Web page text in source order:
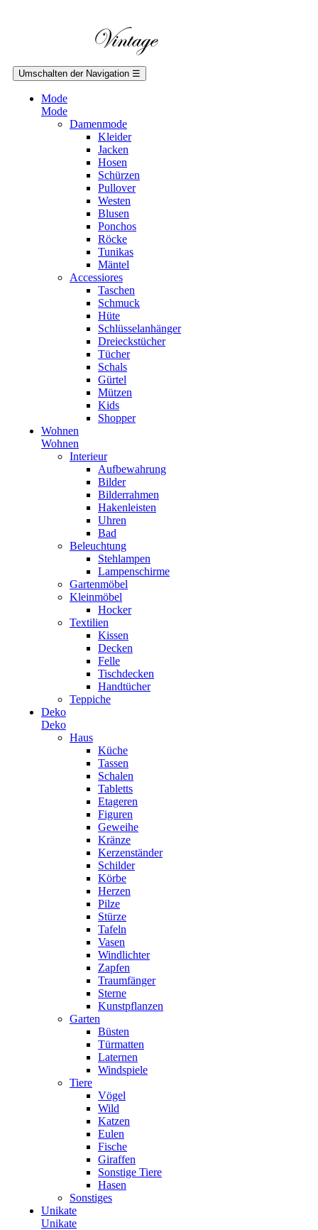
Umschalten der Navigation ☰
Mode
Mode
Damenmode
Kleider
Jacken
Hosen
Schürzen
Pullover
Westen
Blusen
Ponchos
Röcke
Tunikas
Mäntel
Accessiores
Taschen
Schmuck
Hüte
Schlüsselanhänger
Dreieckstücher
Tücher
Schals
Gürtel
Mützen
Kids
Shopper
Wohnen
Wohnen
Interieur
Aufbewahrung
Bilder
Bilderrahmen
Hakenleisten
Uhren
Bad
Beleuchtung
Stehlampen
Lampenschirme
Gartenmöbel
Kleinmöbel
Hocker
Textilien
Kissen
Decken
Felle
Tischdecken
Handtücher
Teppiche
Deko
Deko
Haus
Küche
Tassen
Schalen
Tabletts
Etageren
Figuren
Geweihe
Kränze
Kerzenständer
Schilder
Körbe
Herzen
Pilze
Stürze
Tafeln
Vasen
Windlichter
Zapfen
Traumfänger
Sterne
Kunstpflanzen
Garten
Büsten
Türmatten
Laternen
Windspiele
Tiere
Vögel
Wild
Katzen
Eulen
Fische
Giraffen
Sonstige Tiere
Hasen
Sonstiges
Unikate
Unikate